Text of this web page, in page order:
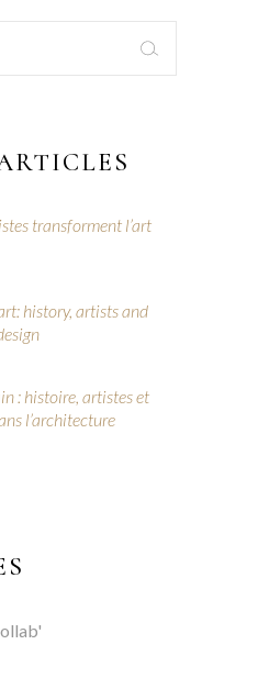
transforment l’art
history, artists and
: histoire, artistes et
l’architecture